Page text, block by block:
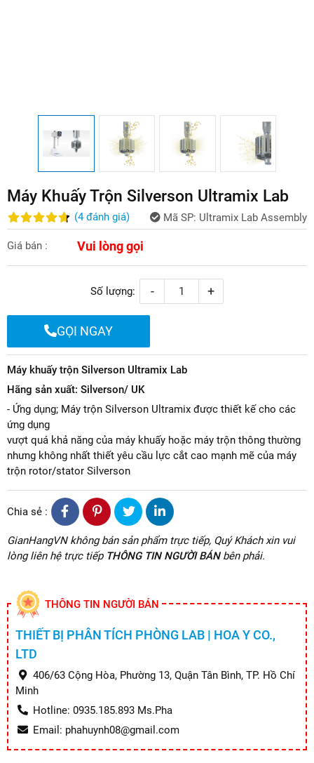
Máy Khuấy Trộn Silverson Ultramix Lab
(4đánh giá) Mã SP: Ultramix Lab Assembly
Giá bán : Vui lòng gọi
Số lượng: - +
GỌI NGAY
Máy khuấy trộn Silverson Ultramix Lab
Hãng sản xuất: Silverson/ UK
- Ứng dụng; Máy trộn Silverson Ultramix được thiết kế cho các
ứng dụng
vượt quá khả năng của máy khuấy hoặc máy trộn thông thường
nhưng không nhất thiết yêu cầu lực cắt cao mạnh mẽ của máy
trộn rotor/stator Silverson
Chia sẻ :
GianHangVN không bán sản phẩm trực tiếp, Quý Khách xin vui
lòng liên hệ trực tiếp THÔNG TIN NGƯỜI BÁNbên phải.
THÔNG TIN NGƯỜI BÁN
THIẾT BỊ PHÂN TÍCH PHÒNG LAB | HOA Y CO.,
LTD
406/63 Cộng Hòa, Phường 13, Quận Tân Bình, TP. Hồ Chí
Minh
Hotline: 0935.185.893 Ms.Pha
Email: phahuynh08@gmail.com